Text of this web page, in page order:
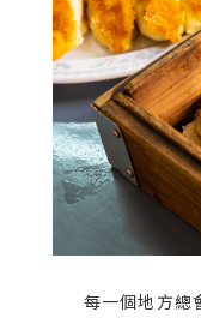
每一個地方總